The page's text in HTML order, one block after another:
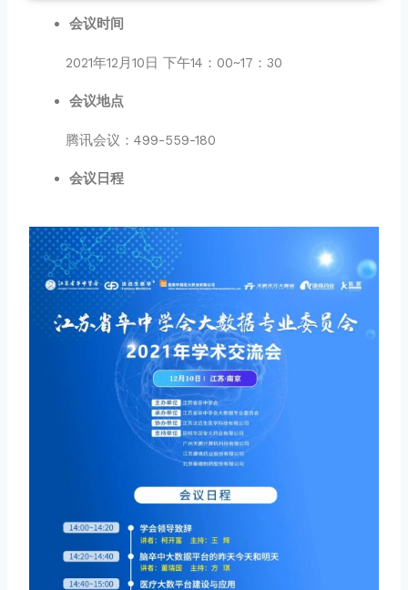
会议时间
2021年12月10日 下午14：00~17：30
会议地点
腾讯会议：499-559-180
会议日程